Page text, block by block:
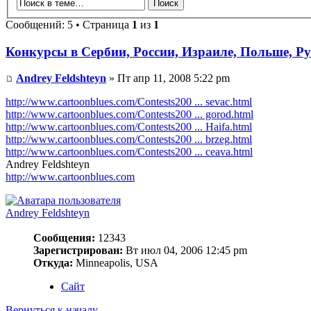
Сообщений: 5 • Страница 1 из 1
Конкурсы в Сербии, России, Израиле, Польше,
Andrey Feldshteyn » Пт апр 11, 2008 5:22 pm
http://www.cartoonblues.com/Contests200 ... sevac.html
http://www.cartoonblues.com/Contests200 ... gorod.html
http://www.cartoonblues.com/Contests200 ... Haifa.html
http://www.cartoonblues.com/Contests200 ... brzeg.html
http://www.cartoonblues.com/Contests200 ... ceava.html
Andrey Feldshteyn
http://www.cartoonblues.com
Andrey Feldshteyn
Сообщения: 12343
Зарегистрирован: Вт июл 04, 2006 12:45 pm
Откуда: Minneapolis, USA
Сайт